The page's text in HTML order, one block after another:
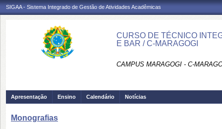
SIGAA - Sistema Integrado de Gestão de Atividades Acadêmicas
CURSO DE TÉCNICO
E BAR / C-MARAGOGI
CAMPUS MARAGOGI - C-
Apresentação Ensino Calendário Notícias
Monografias